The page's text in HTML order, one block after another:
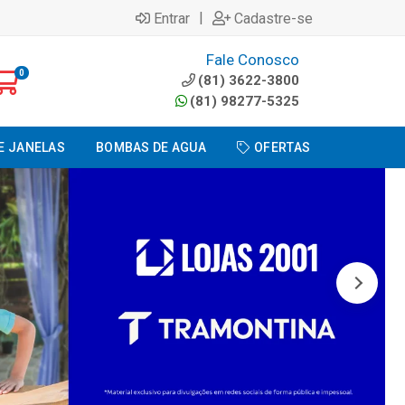
Entrar | Cadastre-se
0
Fale Conosco
(81) 3622-3800
(81) 98277-5325
JANELAS BOMBAS DE AGUA OFERTAS